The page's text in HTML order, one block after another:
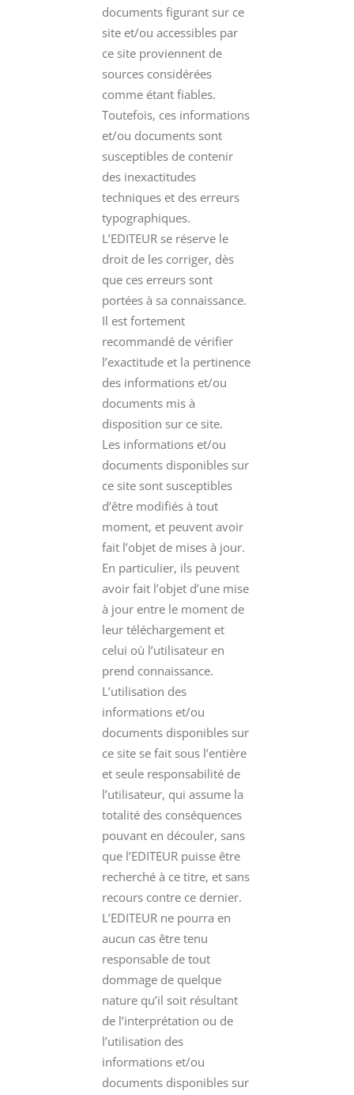
documents figurant sur ce
site et/ou accessibles par
ce site proviennent de
sources considérées
comme étant fiables.
Toutefois, ces informations
et/ou documents sont
susceptibles de contenir
des inexactitudes
techniques et des erreurs
typographiques.
L’EDITEUR se réserve le
droit de les corriger, dès
que ces erreurs sont
portées à sa connaissance.
Il est fortement
recommandé de vérifier
l’exactitude et la pertinence
des informations et/ou
documents mis à
disposition sur ce site.
Les informations et/ou
documents disponibles sur
ce site sont susceptibles
d’être modifiés à tout
moment, et peuvent avoir
fait l’objet de mises à jour.
En particulier, ils peuvent
avoir fait l’objet d’une mise
à jour entre le moment de
leur téléchargement et
celui où l’utilisateur en
prend connaissance.
L’utilisation des
informations et/ou
documents disponibles sur
ce site se fait sous l’entière
et seule responsabilité de
l’utilisateur, qui assume la
totalité des conséquences
pouvant en découler, sans
que l’EDITEUR puisse être
recherché à ce titre, et sans
recours contre ce dernier.
L’EDITEUR ne pourra en
aucun cas être tenu
responsable de tout
dommage de quelque
nature qu’il soit résultant
de l’interprétation ou de
l’utilisation des
informations et/ou
documents disponibles sur